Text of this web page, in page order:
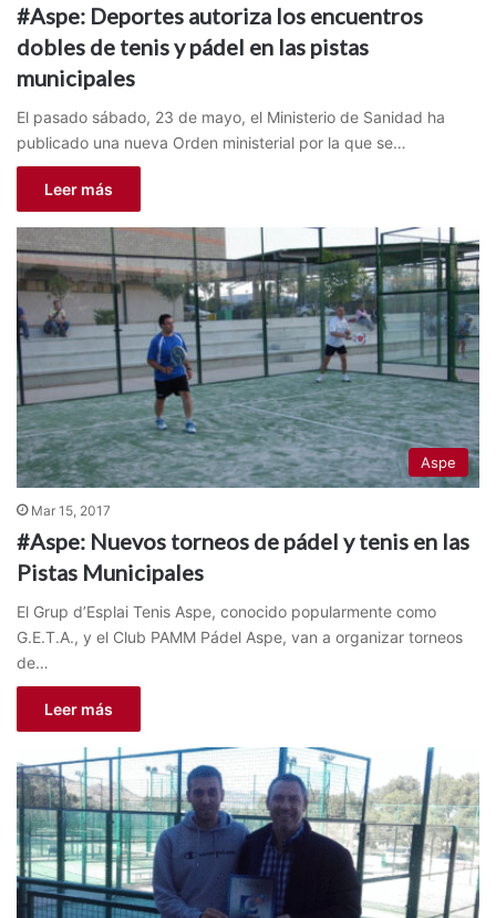
#Aspe: Deportes autoriza los encuentros
dobles de tenis y pádel en las pistas
municipales
El pasado sábado, 23 de mayo, el Ministerio de Sanidad ha
publicado una nueva Orden ministerial por la que se…
Leer más
Aspe
Mar 15, 2017
#Aspe: Nuevos torneos de pádel y tenis en las
Pistas Municipales
El Grup d’Esplai Tenis Aspe, conocido popularmente como
G.E.T.A., y el Club PAMM Pádel Aspe, van a organizar torneos
de…
Leer más